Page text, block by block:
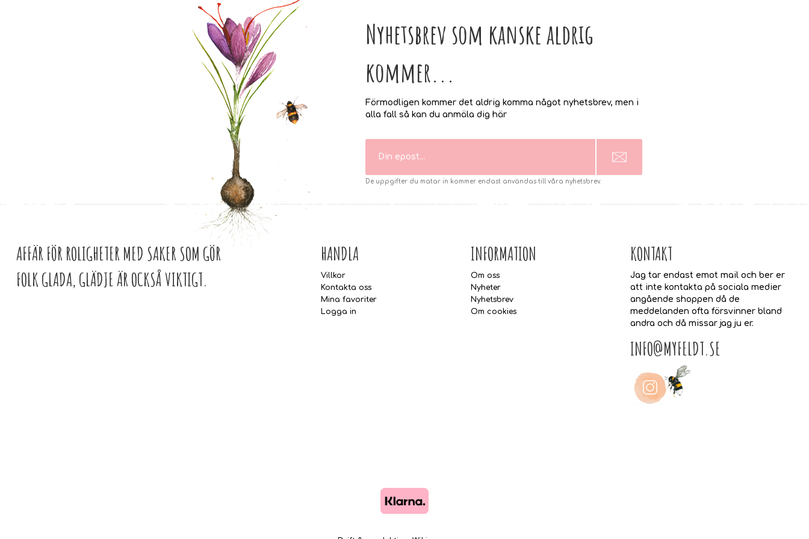
Nyhetsbrev som kanske aldrig
kommer...
Förmodligen kommer det aldrig komma något nyhetsbrev, men i
alla fall så kan du anmäla dig här
De uppgifter du matar in kommer endast användas till våra nyhetsbrev.
AFFÄR FÖR ROLIGHETER MED SAKER SOM GÖR
FOLK GLADA, GLÄDJE ÄR OCKSÅ VIKTIGT.
HANDLA
Villkor
Kontakta oss
Mina favoriter
Logga in
INFORMATION
Om oss
Nyheter
Nyhetsbrev
Om cookies
KONTAKT
Jag tar endast emot mail och ber er
att inte kontakta på sociala medier
angående shoppen då de
meddelanden ofta försvinner bland
andra och då missar jag ju er.
INFO@MYFELDT.SE